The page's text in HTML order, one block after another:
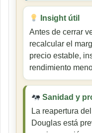
Insight útil
Antes de cerrar
recalcular el
precio estable,
rendimiento
Sanidad y
La reapertura
Douglas está